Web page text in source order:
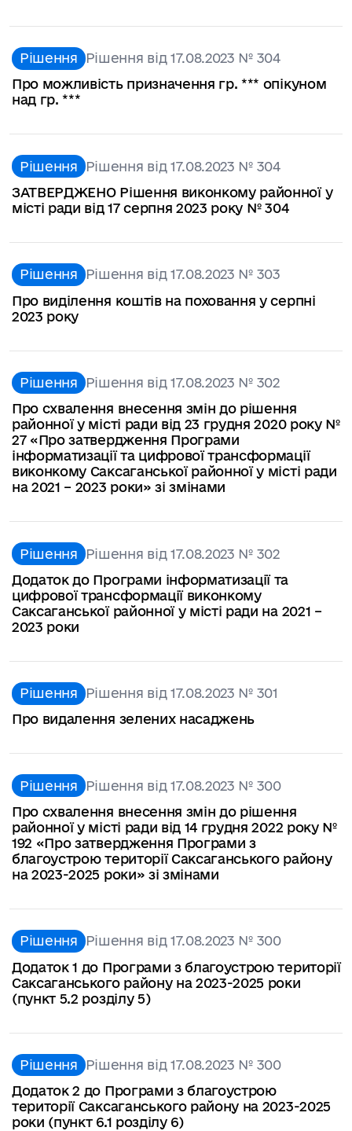
Рішення Рішення від 17.08.2023 № 304
Про можливість призначення гр. *** опікуном
над гр. ***
Рішення Рішення від 17.08.2023 № 304
ЗАТВЕРДЖЕНО Рішення виконкому районної у
місті ради від 17 серпня 2023 року № 304
Рішення Рішення від 17.08.2023 № 303
Про виділення коштів на поховання у серпні
2023 року
Рішення Рішення від 17.08.2023 № 302
Про схвалення внесення змін до рішення
районної у місті ради від 23 грудня 2020 року №
27 «Про затвердження Програми
інформатизації та цифрової трансформації
виконкому Саксаганської районної у місті ради
на 2021 – 2023 роки» зі змінами
Рішення Рішення від 17.08.2023 № 302
Додаток до Програми інформатизації та
цифрової трансформації виконкому
Саксаганської районної у місті ради на 2021 –
2023 роки
Рішення Рішення від 17.08.2023 № 301
Про видалення зелених насаджень
Рішення Рішення від 17.08.2023 № 300
Про схвалення внесення змін до рішення
районної у місті ради від 14 грудня 2022 року №
192 «Про затвердження Програми з
благоустрою території Саксаганського району
на 2023-2025 роки» зі змінами
Рішення Рішення від 17.08.2023 № 300
Додаток 1 до Програми з благоустрою території
Саксаганського району на 2023-2025 роки
(пункт 5.2 розділу 5)
Рішення Рішення від 17.08.2023 № 300
Додаток 2 до Програми з благоустрою
території Саксаганського району на 2023-2025
роки (пункт 6.1 розділу 6)